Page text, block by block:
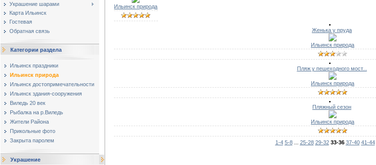
Украшение шарами
Карта Ильинск
Гостевая
Обратная связь
Категории раздела
Ильинск праздники
Ильинск природа
Ильинск достопримечательности
Ильинск здания-сооружения
Виледь 20 век
Рыбалка на р.Виледь
Жители Района
Прикольные фото
Закрыта паролем
Украшение
Ильинск природа
Женька у пруда
Ильинск природа
Пляж у пешеходного мост...
Ильинск природа
Пляжный сезон
Ильинск природа
1-4 5-8 25-28 29-32 33-36 37-40 41-44